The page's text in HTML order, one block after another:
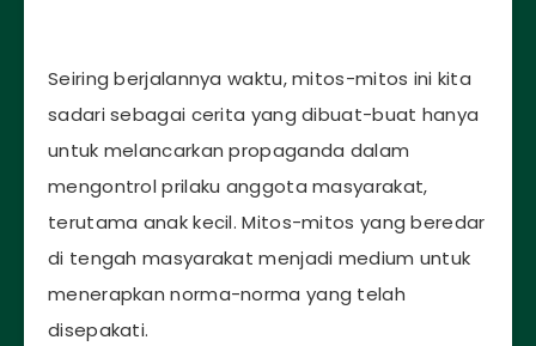
Seiring berjalannya waktu, mitos-mitos ini kita
sadari sebagai cerita yang dibuat-buat hanya
untuk melancarkan propaganda dalam
mengontrol prilaku anggota masyarakat,
terutama anak kecil. Mitos-mitos yang beredar
di tengah masyarakat menjadi medium untuk
menerapkan norma-norma yang telah
disepakati.